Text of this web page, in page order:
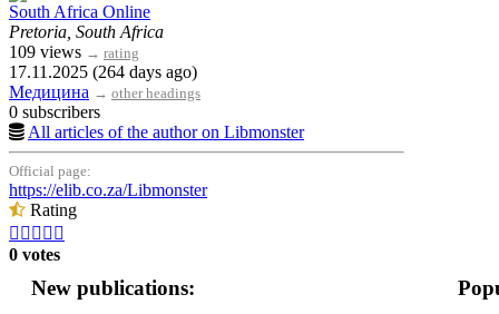
South Africa Online
Pretoria, South Africa
109 views → rating
17.11.2025 (264 days ago)
Медицина → other headings
0 subscribers
All articles of the author on Libmonster
Official page:
https://elib.co.za/Libmonster
Rating
    
0 votes
New publications: